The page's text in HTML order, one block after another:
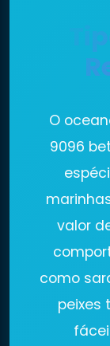
O
9096
valor
como
peixes